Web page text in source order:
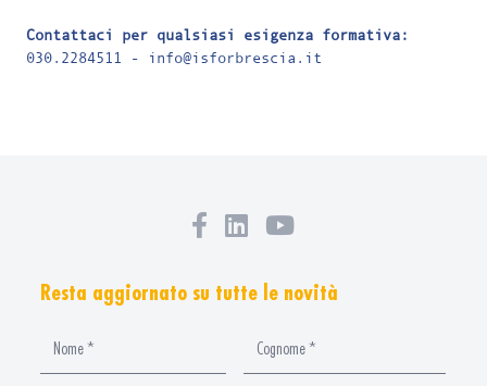
Contattaci per qualsiasi esigenza formativa:
030.2284511 -
info@isforbrescia.it
Resta aggiornato su tutte le novità